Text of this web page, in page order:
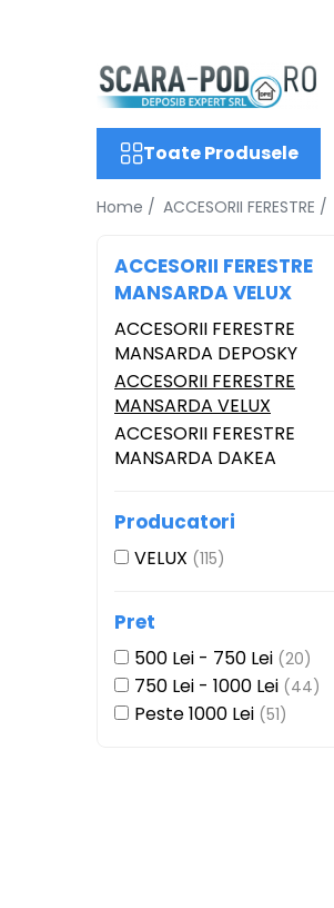
Toate Produsele
Scari metal
Scari antifoc
Scari case pasive
Accesorii Scari
GEAM MANSARDA
Ferestre Mansarda DEPOSKY
Ferestre Mansarda VELUX
Ferestre Mansarda DAKEA
USI VIZITARE TERMOIZOLATOARE
Toate Produsele
Home / ACCESORII FERESTRE /
ACCESORII FERESTRE
MANSARDA VELUX
ACCESORII FERESTRE
MANSARDA DEPOSKY
ACCESORII FERESTRE
MANSARDA VELUX
ACCESORII FERESTRE
MANSARDA DAKEA
Producatori
VELUX (115)
Pret
500 Lei - 750 Lei (20)
750 Lei - 1000 Lei (44)
Peste 1000 Lei (51)